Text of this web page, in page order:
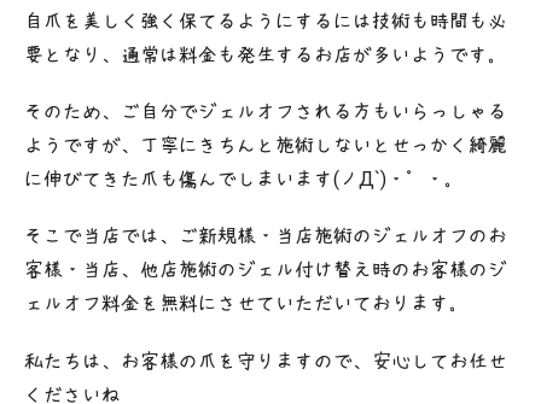
自爪を美しく強く保てるようにするには技術も時間も必
要となり、通常は料金も発生するお店が多いようです。
そのため、ご自分でジェルオフされる方もいらっしゃる
ようですが、丁寧にきちんと施術しないとせっかく綺麗
に伸びてきた爪も傷んでしまいます(ノД`)・゜・。
そこで当店では、ご新規様・当店施術のジェルオフのお
客様・当店、他店施術のジェル付け替え時のお客様のジ
ェルオフ料金を無料にさせていただいております。
私たちは、お客様の爪を守りますので、安心してお任せ
くださいね